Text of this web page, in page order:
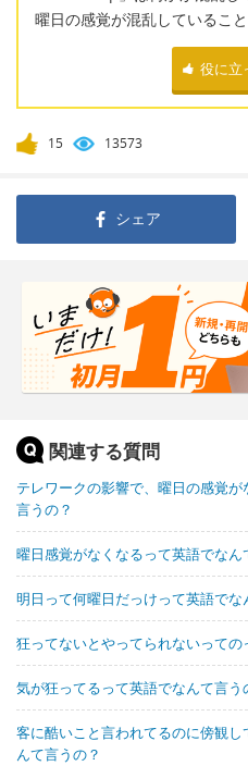
曜日の感覚が混乱していること
役に立
15 13573
シェア
関連する質問
テレワークの影響で、曜日の感覚
言うの？
曜日感覚がなくなるって英語でなん
明日って何曜日だっけって英語でな
狂ってないとやってられないっての
気が狂ってるって英語でなんて言う
客に酷いこと言われてるのに傍観
んて言うの？